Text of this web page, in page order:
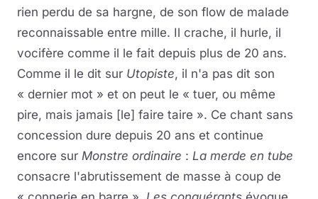
rien perdu de sa hargne, de son flow de malade
reconnaissable entre mille. Il crache, il hurle, il
vocifère comme il le fait depuis plus de 20 ans.
Comme il le dit sur Utopiste, il n'a pas dit son
« dernier mot » et on peut le « tuer, ou même
pire, mais jamais [le] faire taire ». Ce chant sans
concession dure depuis 20 ans et continue
encore sur Monstre ordinaire : La merde en tube
consacre l'abrutissement de masse à coup de